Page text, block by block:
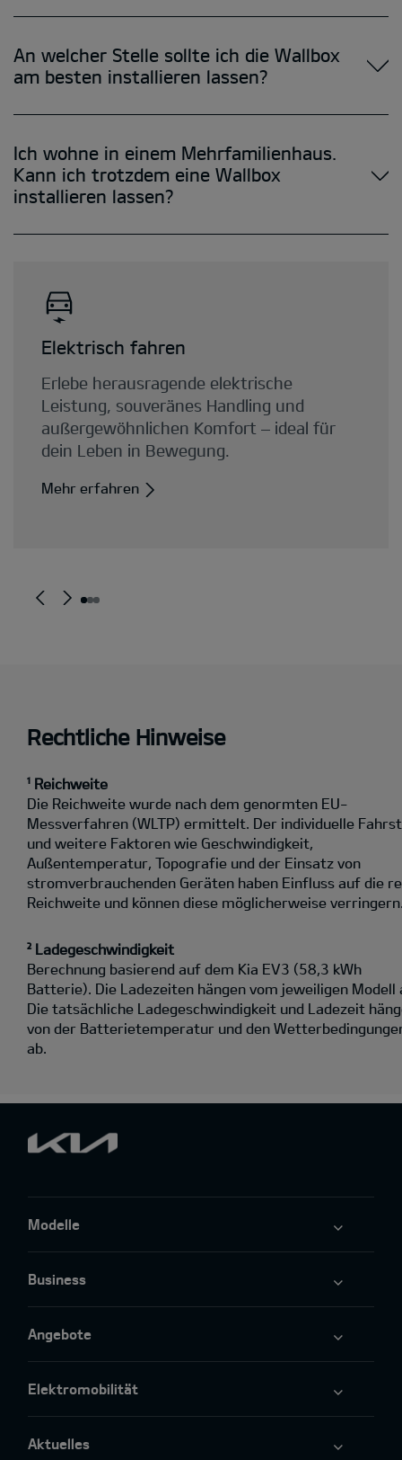
Rechtliche Hinweise
¹ Reichweite
Die Reichweite wurde nach dem genormten EU-
Messverfahren (WLTP) ermittelt. Der individuelle
und weitere Faktoren wie Geschwindigkeit,
Außentemperatur, Topografie und der Einsatz von
stromverbrauchenden Geräten haben Einfluss auf die
Reichweite und können diese möglicherweise
² Ladegeschwindigkeit
Berechnung basierend auf dem Kia EV3 (58,3 kWh
Batterie). Die Ladezeiten hängen vom jeweiligen Modell
Die tatsächliche Ladegeschwindigkeit und Ladezeit
von der Batterietemperatur und den
ab.
Modelle
Business
Angebote
Elektromobilität
Aktuelles